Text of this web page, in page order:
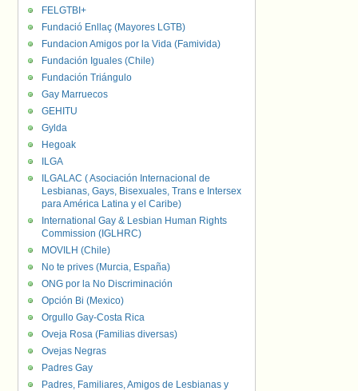
FELGTBI+
Fundació Enllaç (Mayores LGTB)
Fundacion Amigos por la Vida (Famivida)
Fundación Iguales (Chile)
Fundación Triángulo
Gay Marruecos
GEHITU
Gylda
Hegoak
ILGA
ILGALAC ( Asociación Internacional de
Lesbianas, Gays, Bisexuales, Trans e Intersex
para América Latina y el Caribe)
International Gay & Lesbian Human Rights
Commission (IGLHRC)
MOVILH (Chile)
No te prives (Murcia, España)
ONG por la No Discriminación
Opción Bi (Mexico)
Orgullo Gay-Costa Rica
Oveja Rosa (Familias diversas)
Ovejas Negras
Padres Gay
Padres, Familiares, Amigos de Lesbianas y